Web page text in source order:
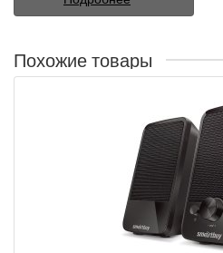
Похожие товары